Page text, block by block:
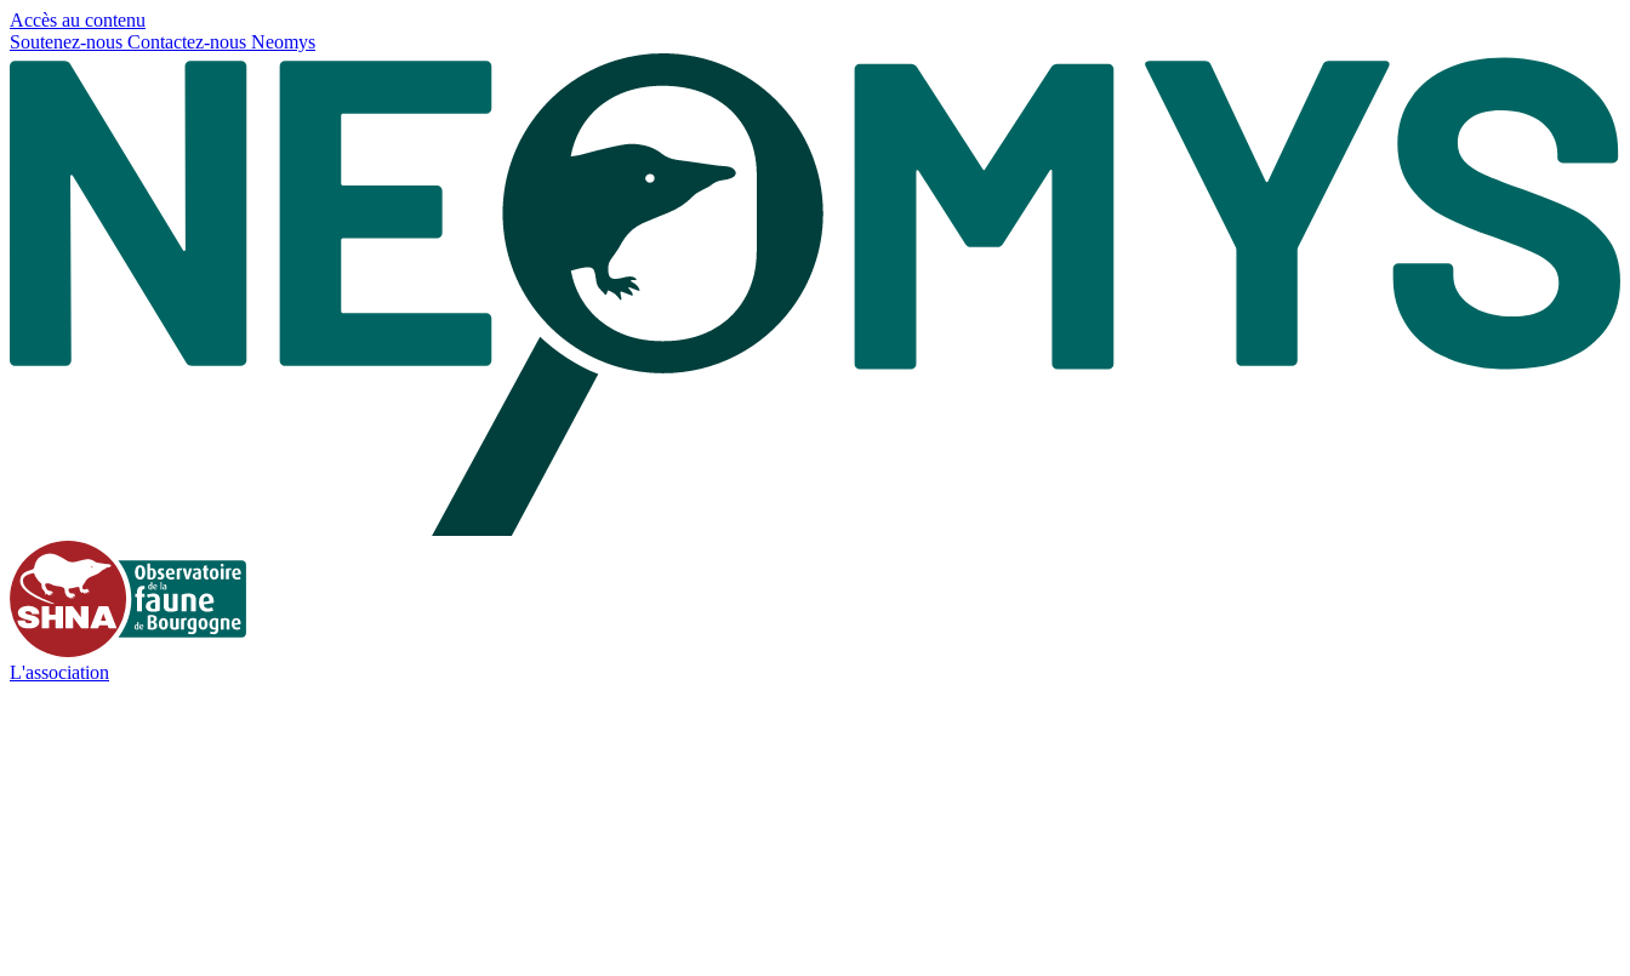
Accès au contenu
Soutenez-nous Contactez-nous Neomys
L'association
Panneau de gestion des cookies